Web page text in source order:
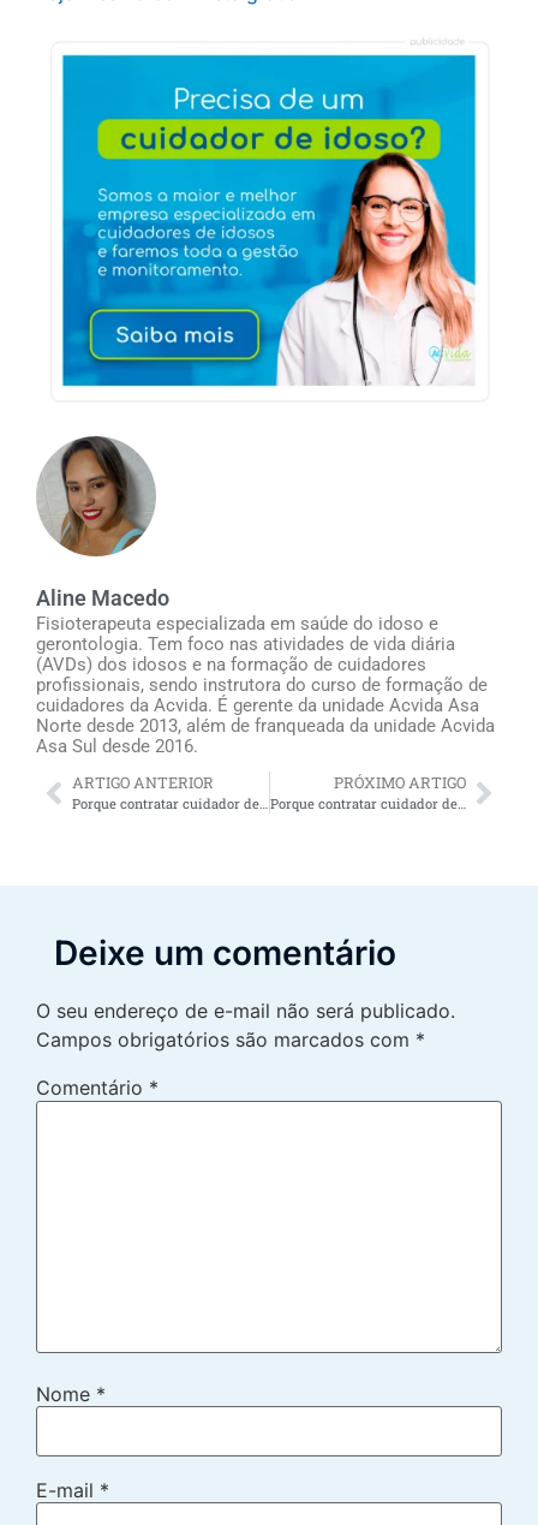
Aline Macedo
Fisioterapeuta especializada em saúde do idoso e
gerontologia. Tem foco nas atividades de vida diária
(AVDs) dos idosos e na formação de cuidadores
profissionais, sendo instrutora do curso de formação de
cuidadores da Acvida. É gerente da unidade Acvida Asa
Norte desde 2013, além de franqueada da unidade Acvida
Asa Sul desde 2016.
ARTIGO ANTERIOR
Porque contratar cuidador de idosos Baixada Fluminense oferece alívio para os familiares do idoso
PRÓXIMO ARTIGO
Porque contratar cuidador de idosos Brasília oferece alívio para os familiares do idoso
Deixe um comentário
O seu endereço de e-mail não será publicado.
Campos obrigatórios são marcados com *
Comentário *
Nome *
E-mail *